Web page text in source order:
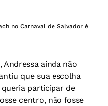
no Carnaval de Salvador é
Andressa ainda não
que sua escolha
queria participar de
centro, não fosse